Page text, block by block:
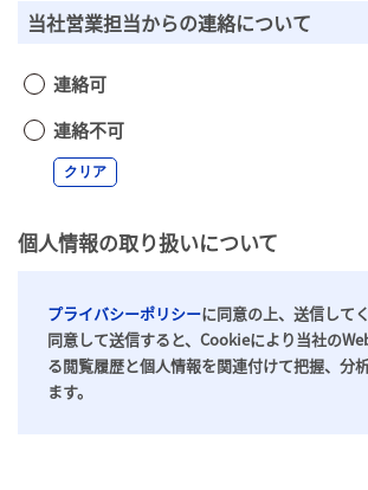
当社営業担当からの連絡について
連絡可
連絡不可
クリア
個人情報の取り扱いについて
プライバシーポリシーに同意の上、送信して
同意して送信すると、Cookieにより当社の
る閲覧履歴と個人情報を関連付けて把握、分
ます。